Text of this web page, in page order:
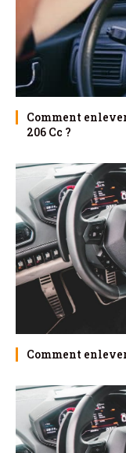
Comment
206 Cc ?
Comment